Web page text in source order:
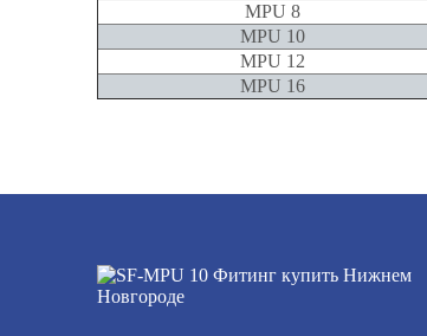
MPU 8
MPU 10
MPU 12
MPU 16